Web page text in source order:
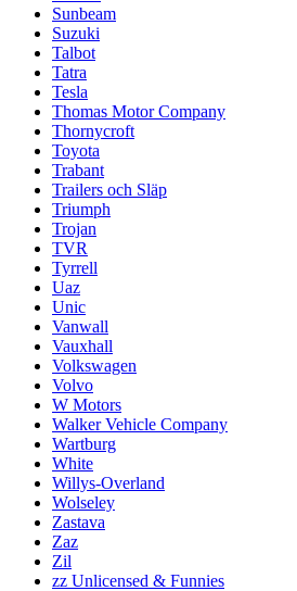
Sunbeam
Suzuki
Talbot
Tatra
Tesla
Thomas Motor Company
Thornycroft
Toyota
Trabant
Trailers och Släp
Triumph
Trojan
TVR
Tyrrell
Uaz
Unic
Vanwall
Vauxhall
Volkswagen
Volvo
W Motors
Walker Vehicle Company
Wartburg
White
Willys-Overland
Wolseley
Zastava
Zaz
Zil
zz Unlicensed & Funnies